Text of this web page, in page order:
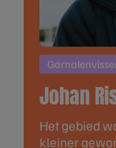
Johan
Het gebied
kleiner